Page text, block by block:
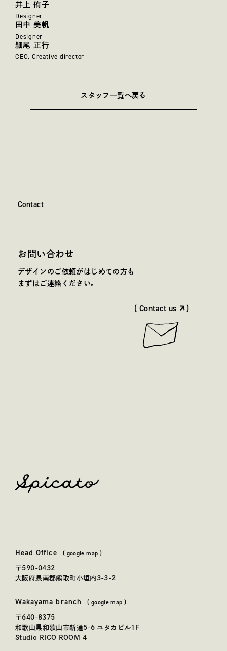
井上 侑子
Designer
田中 美帆
Designer
細尾 正行
CEO, Creative director
スタッフ一覧へ戻る
お問い合わせ
Contact
デザインのご依頼がはじめての方も
まずはご連絡ください。
( Contact us )
本社
Head Office ( google map )
〒590-0432
大阪府泉南郡熊取町小垣内3-3-2
和歌山事務所
Wakayama branch ( google map )
〒640-8375
和歌山県和歌山市新通5-6 ユタカビル1F
Studio RICO ROOM 4